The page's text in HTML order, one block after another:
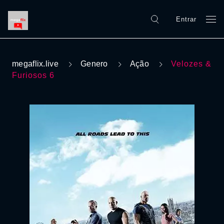
Entrar
megaflix.live Genero Ação
Velozes &
Furiosos 6